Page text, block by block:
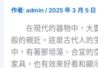
作者:admin/2025 年 3 月 5 日
在現代的器物中，大
般的親近。這是古代人的
中，有著那坦蕩、合宜的
家具，也有效來好看和顯